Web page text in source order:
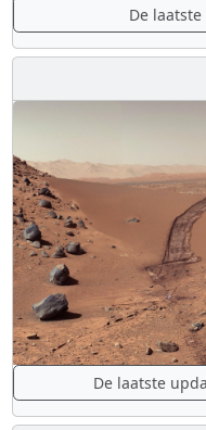
De laatste
De laatste